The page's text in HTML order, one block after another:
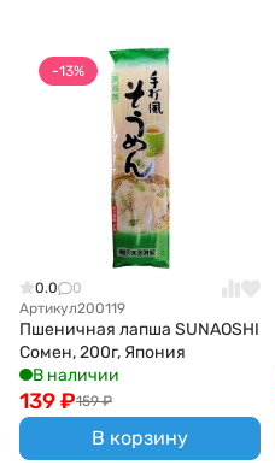
-13%
0.0
0
Артикул200119
Пшеничная лапша SUNAOSHI
Сомен, 200г, Япония
В наличии
159 ₽
139₽
В корзину